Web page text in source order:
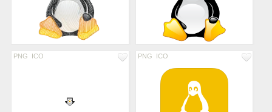
PNG ICO PNG ICO